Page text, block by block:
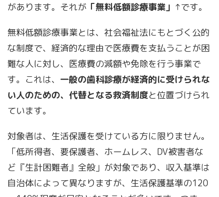
があります。それが 「無料低額診療事業」 ↑です。
無料低額診療事業とは、社会福祉法にもとづく公的
な制度で、経済的な理由で医療費を支払うことが困
難な人に対し、医療費の減額や免除を行う事業で
す。これは、 一般の歯科診療が経済的に受けられな
い人のための、代替となる救済制度と位置づけられ
ています。
対象者は、生活保護を受けている方に限りません。
「低所得者、要保護者、ホームレス、DV被害者な
ど『生計困難者』全般」が対象であり、収入基準は
自治体によって異なりますが、生活保護基準の120